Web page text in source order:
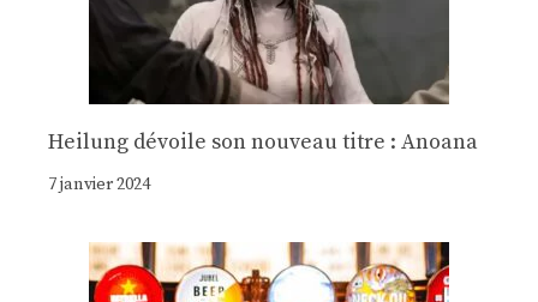
Heilung dévoile son nouveau titre : Anoana
7 janvier 2024